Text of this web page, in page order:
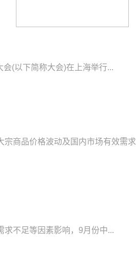
(以下简称大会)在上海举行...
宗商品价格波动及国内市场有效需求
求不足等因素影响，9月份中...